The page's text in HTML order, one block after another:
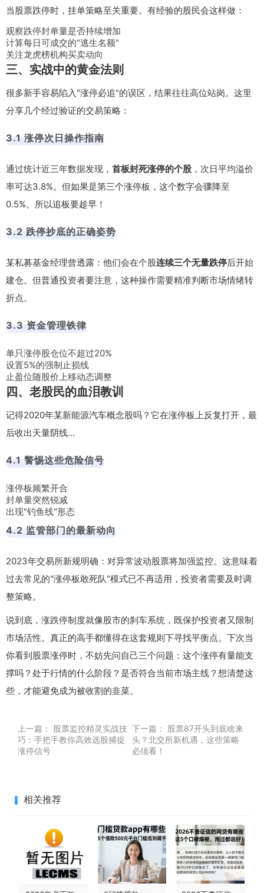
当股票跌停时，挂单策略至关重要。有经验的股民会这样做：
观察跌停封单量是否持续增加
计算每日可成交的"逃生名额"
关注龙虎榜机构买卖动向
三、实战中的黄金法则
很多新手容易陷入"涨停必追"的误区，结果往往高位站岗。这里
分享几个经过验证的交易策略：
3.1 涨停次日操作指南
通过统计近三年数据发现， 首板封死涨停的个股 ，次日平均溢价
率可达3.8%。但如果是第三个涨停板，这个数字会骤降至
0.5%。所以追板要趁早！
3.2 跌停抄底的正确姿势
某私募基金经理曾透露：他们会在个股连续三个无量跌停后开始
建仓。但普通投资者要注意，这种操作需要精准判断市场情绪转
折点。
3.3 资金管理铁律
单只涨停股仓位不超过20%
设置5%的强制止损线
止盈位随股价上移动态调整
四、老股民的血泪教训
记得2020年某新能源汽车概念股吗？它在涨停板上反复打开，最
后收出天量阴线...
4.1 警惕这些危险信号
涨停板频繁开合
封单量突然锐减
出现"钓鱼线"形态
4.2 监管部门的最新动向
2023年交易所新规明确：对异常波动股票将加强监控。这意味着
过去常见的"涨停板敢死队"模式已不再适用，投资者需要及时调
整策略。
说到底，涨跌停制度就像股市的刹车系统，既保护投资者又限制
市场活性。真正的高手都懂得在这套规则下寻找平衡点。下次当
你看到股票涨停时，不妨先问自己三个问题：这个涨停有量能支
撑吗？处于行情的什么阶段？是否符合当前市场主线？想清楚这
些，才能避免成为被收割的韭菜。
上一篇：
股票监控精灵实战技
巧：手把手教你高效选股捕捉
涨停信号
下一篇：
股票87开头到底啥来
头？北交所新机遇，这些策略
必须看！
相关推荐